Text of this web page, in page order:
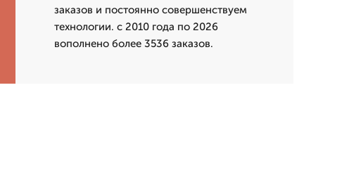
заказов и постоянно совершенствуем
технологии. с 2010 года по 2026
вополнено более 3536 заказов.